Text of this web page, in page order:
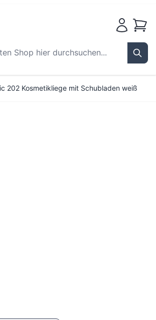
Shop hier durchsuchen...
202 Kosmetikliege mit Schubladen weiß